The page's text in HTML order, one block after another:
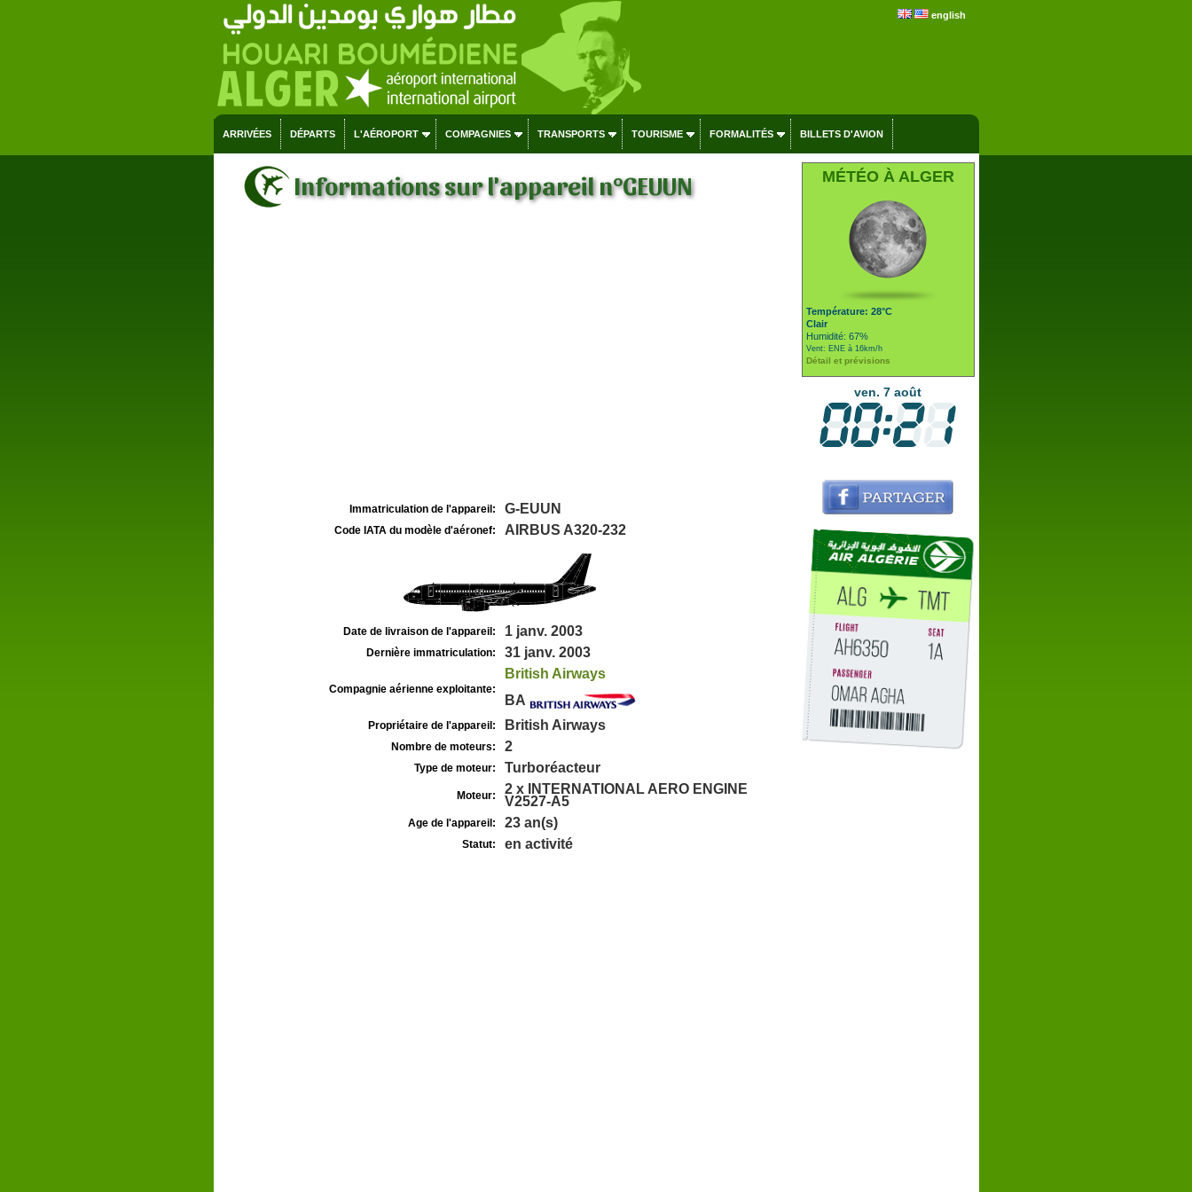
english
ARRIVÉES DÉPARTS L'AÉROPORT COMPAGNIES TRANSPORTS TOURISME FORMALITÉS BILLETS D'AVION
Informations sur l'appareil n°GEUUN
Immatriculation de l'appareil: G-EUUN
Code IATA du modèle d'aéronef: AIRBUS A320-232
Date de livraison de l'appareil: 1 janv. 2003
Dernière immatriculation: 31 janv. 2003
Compagnie aérienne exploitante:
British Airways
BA
Propriétaire de l'appareil: British Airways
Nombre de moteurs: 2
Type de moteur: Turboréacteur
Moteur:
2 x INTERNATIONAL AERO ENGINE
V2527-A5
Age de l'appareil: 23 an(s)
Statut: en activité
MÉTÉO À ALGER
Température: 28°C
Clair
Humidité: 67%
Vent: ENE à 16km/h
Détail et prévisions
ven. 7 août